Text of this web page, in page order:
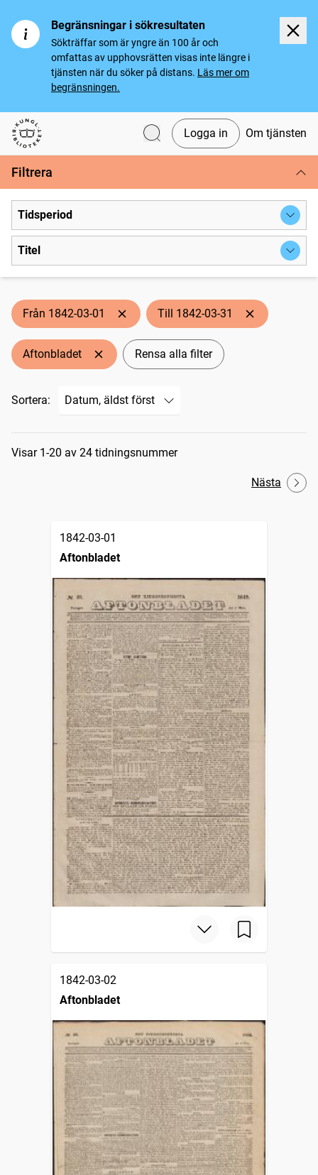
Begränsningar i sökresultaten
Sökträffar som är yngre än 100 år och
omfattas av upphovsrätten visas inte längre i
tjänsten när du söker på distans. Läs mer om
begränsningen.
Svenska tidningar
Logga in Om tjänsten
Filtrera
Tidsperiod
Titel
Från 1842-03-01 Till 1842-03-31
Aftonbladet Rensa alla filter
Sortera:
Sökresultat
Visar 1-20 av 24 tidningsnummer
Nästa
1842-03-01
Aftonbladet
1842-03-02
Aftonbladet